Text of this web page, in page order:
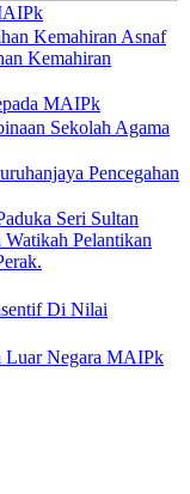
Kemahiran Asnaf
Kemahiran
MAIPk
Sekolah Agama
Pencegahan
Seri Sultan
Pelantikan
Di Nilai
Luar Negara MAIPk